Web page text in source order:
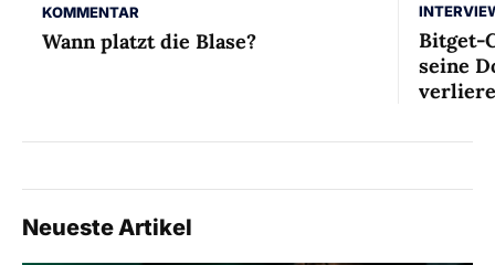
KOMMENTAR
Wann platzt die Blase?
Bitget-
seine
Neueste Artikel